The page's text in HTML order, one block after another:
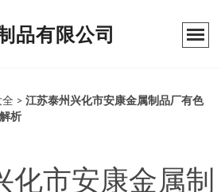
品有限公司
> 江苏泰州兴化市安康金属制品厂有色
析
化市安康金属制